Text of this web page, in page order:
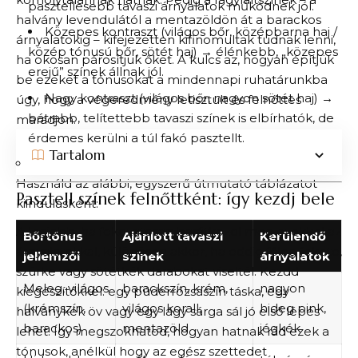
pasztellesebb tavaszi árnyalatok működnek jól.
Közepes kontraszt (világos bőr, középbarna haj /
közép tónusú bőr, sötét haj) → élénkebb, „közepes
erejű” színek állnak jól.
Nagy kontraszt (világos bőr, nagyon sötét haj) →
bátrabb, telítettebb tavaszi színek is elbírhatók, de
érdemes kerülni a túl fakó pasztellt.
Használd az alábbi, egyszerű útmutató táblázatot
kiindulásként:
Bőrtónus
jellemzői
Ajánlott tavaszi
színek
Kerülendő
árnyalatok
Meleg, világos
(krémszín,
barackos)
barackszín, krém,
világos korall,
mentazöld
nagyon
hideg pink,
jégkék
halvány levendulától a mentazöldön át a barackos
árnyalatokig – kifejezetten kifinomultak tudnak lenni,
ha okosan párosítjuk őket. A kulcs az, hogyan építjük
be ezeket a tónusokat a mindennapi ruhatárunkba
úgy, hogy a végeredmény letisztult és felnőttes
maradjon.
Tartalom
Pasztell színek felnőttként: így kezdj bele
A legjobb, ha fokozatosan barátkozol meg ezekkel az
árnyalatokkal, különösen akkor, ha eddig főleg fekete,
szürke vagy sötétkék darabokat viseltél. Kezdd
kiegészítőkkel: egy púderrózsaszín táska, egy
halványkék öv vagy egy lágy sárga sál jó első lépés
lehet. Így megszokhatod, hogyan hatnak rád ezek a
tónusok, anélkül hogy az egész szettedet